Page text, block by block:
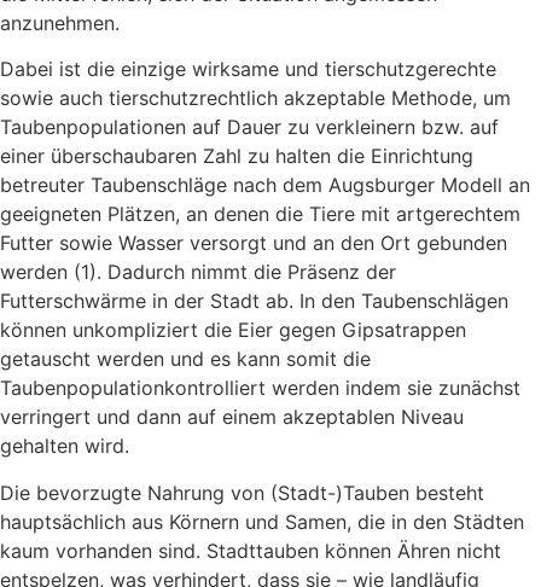
anzunehmen.
Dabei ist die einzige wirksame und tierschutzgerechte
sowie auch tierschutzrechtlich akzeptable Methode, um
Taubenpopulationen auf Dauer zu verkleinern bzw. auf
einer überschaubaren Zahl zu halten die Einrichtung
betreuter Taubenschläge nach dem Augsburger Modell an
geeigneten Plätzen, an denen die Tiere mit artgerechtem
Futter sowie Wasser versorgt und an den Ort gebunden
werden (1). Dadurch nimmt die Präsenz der
Futterschwärme in der Stadt ab. In den Taubenschlägen
können unkompliziert die Eier gegen Gipsatrappen
getauscht werden und es kann somit die
Taubenpopulationkontrolliert werden indem sie zunächst
verringert und dann auf einem akzeptablen Niveau
gehalten wird.
Die bevorzugte Nahrung von (Stadt-)Tauben besteht
hauptsächlich aus Körnern und Samen, die in den Städten
kaum vorhanden sind. Stadttauben können Ähren nicht
entspelzen, was verhindert, dass sie – wie landläufig